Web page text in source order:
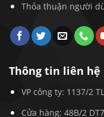
Thỏa thuận người
Thông tin liên hệ
VP công ty: 1137/2
Cửa hàng: 48B/2